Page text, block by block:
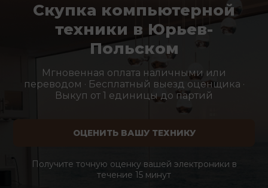
Скупка компьютерной
техники в Юрьев-
Польском
Мгновенная оплата наличными или
переводом · Бесплатный выезд оценщика ·
Выкуп от 1 единицы до партий
ОЦЕНИТЬ ВАШУ ТЕХНИКУ
Получите точную оценку вашей электроники в
течение 15 минут